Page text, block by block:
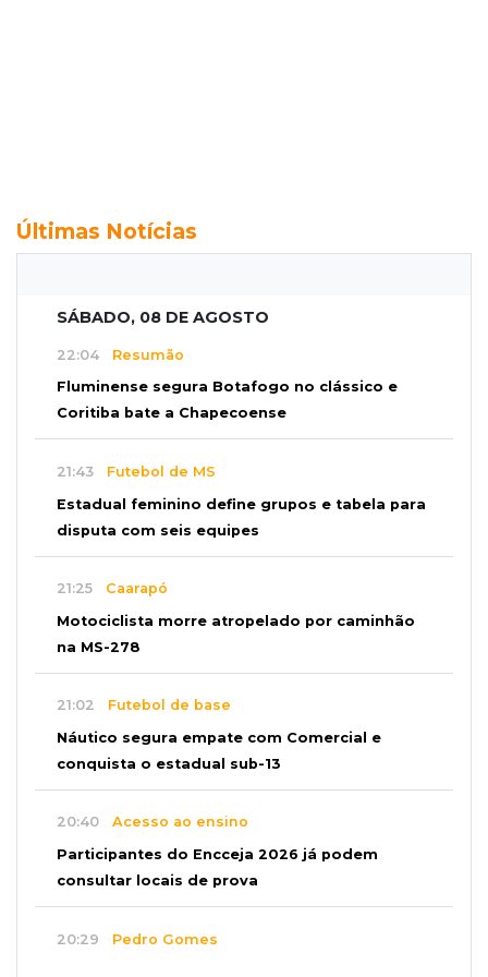
Últimas Notícias
SÁBADO, 08 DE AGOSTO
22:04 Resumão
Fluminense segura Botafogo no clássico e
Coritiba bate a Chapecoense
21:43 Futebol de MS
Estadual feminino define grupos e tabela para
disputa com seis equipes
21:25 Caarapó
Motociclista morre atropelado por caminhão
na MS-278
21:02 Futebol de base
Náutico segura empate com Comercial e
conquista o estadual sub-13
20:40 Acesso ao ensino
Participantes do Encceja 2026 já podem
consultar locais de prova
20:29 Pedro Gomes